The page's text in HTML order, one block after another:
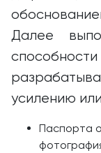
Далее
усилению
Паспорта